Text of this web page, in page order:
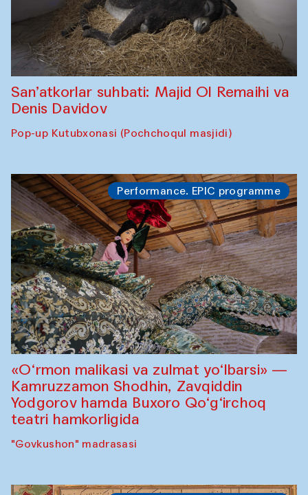
San’atkorlar suhbati: Majid Ol Remaihi va
Denis Davidov
Pop-up Kutubxonasi (Pochchoqul masjidi)
Performance. EPIC programme
«O‘rmon malikasi va zulmat yo‘lbarsi» —
Kamruzzamon Shodhin, Zavqiddin
Yodgorov hamda Buxoro Qo‘g‘irchoq
teatri hamkorligida
"Govkushon" madrasasi